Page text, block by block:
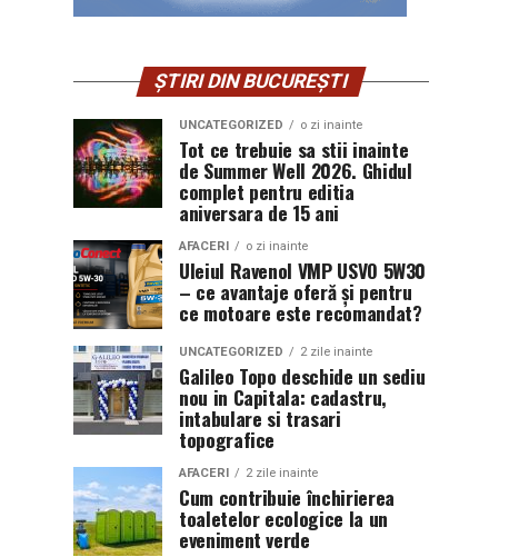
ȘTIRI DIN BUCUREȘTI
UNCATEGORIZED o zi inainte
Tot ce trebuie sa stii inainte
de Summer Well 2026. Ghidul
complet pentru editia
aniversara de 15 ani
AFACERI o zi inainte
Uleiul Ravenol VMP USVO 5W30
– ce avantaje oferă și pentru
ce motoare este recomandat?
UNCATEGORIZED 2 zile inainte
Galileo Topo deschide un sediu
nou in Capitala: cadastru,
intabulare si trasari
topografice
AFACERI 2 zile inainte
Cum contribuie închirierea
toaletelor ecologice la un
eveniment verde